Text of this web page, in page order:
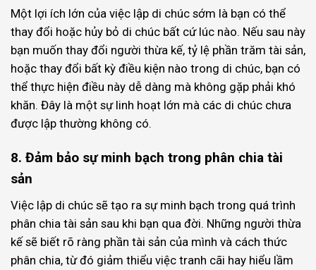
Một lợi ích lớn của việc lập di chúc sớm là bạn có thể
thay đổi hoặc hủy bỏ di chúc bất cứ lúc nào. Nếu sau này
bạn muốn thay đổi người thừa kế, tỷ lệ phần trăm tài sản,
hoặc thay đổi bất kỳ điều kiện nào trong di chúc, bạn có
thể thực hiện điều này dễ dàng mà không gặp phải khó
khăn. Đây là một sự linh hoạt lớn mà các di chúc chưa
được lập thường không có.
8. Đảm bảo sự minh bạch trong phân chia tài
sản
Việc lập di chúc sẽ tạo ra sự minh bạch trong quá trình
phân chia tài sản sau khi bạn qua đời. Những người thừa
kế sẽ biết rõ ràng phần tài sản của mình và cách thức
phân chia, từ đó giảm thiểu việc tranh cãi hay hiểu lầm